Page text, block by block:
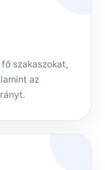
szakaszokat,
az